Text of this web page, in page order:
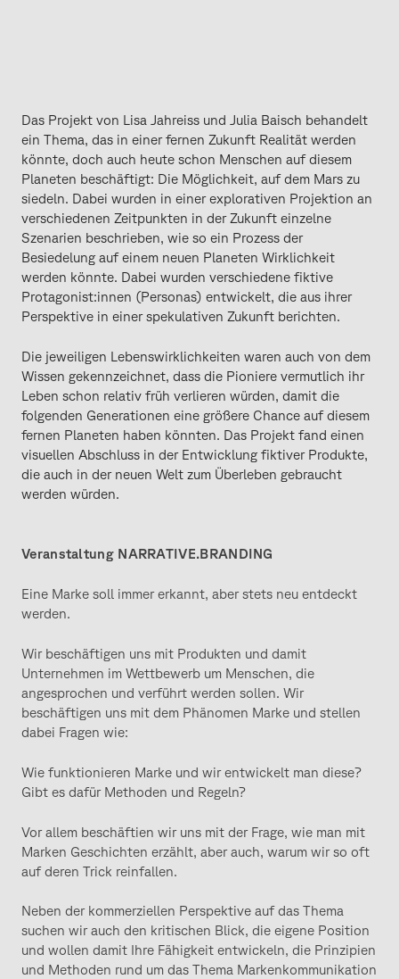
Das Projekt von Lisa Jahreiss und Julia Baisch behandelt
ein Thema, das in einer fernen Zukunft Realität werden
könnte, doch auch heute schon Menschen auf diesem
Planeten beschäftigt: Die Möglichkeit, auf dem Mars zu
siedeln. Dabei wurden in einer explorativen Projektion an
verschiedenen Zeitpunkten in der Zukunft einzelne
Szenarien beschrieben, wie so ein Prozess der
Besiedelung auf einem neuen Planeten Wirklichkeit
werden könnte. Dabei wurden verschiedene fiktive
Protagonist:innen (Personas) entwickelt, die aus ihrer
Perspektive in einer spekulativen Zukunft berichten.
Die jeweiligen Lebenswirklichkeiten waren auch von dem
Wissen gekennzeichnet, dass die Pioniere vermutlich ihr
Leben schon relativ früh verlieren würden, damit die
folgenden Generationen eine größere Chance auf diesem
fernen Planeten haben könnten. Das Projekt fand einen
visuellen Abschluss in der Entwicklung fiktiver Produkte,
die auch in der neuen Welt zum Überleben gebraucht
werden würden.
Veranstaltung NARRATIVE.BRANDING
Eine Marke soll immer erkannt, aber stets neu entdeckt
werden.
Wir beschäftigen uns mit Produkten und damit
Unternehmen im Wettbewerb um Menschen, die
angesprochen und verführt werden sollen. Wir
beschäftigen uns mit dem Phänomen Marke und stellen
dabei Fragen wie:
Wie funktionieren Marke und wir entwickelt man diese?
Gibt es dafür Methoden und Regeln?
Vor allem beschäftien wir uns mit der Frage, wie man mit
Marken Geschichten erzählt, aber auch, warum wir so oft
auf deren Trick reinfallen.
Neben der kommerziellen Perspektive auf das Thema
suchen wir auch den kritischen Blick, die eigene Position
und wollen damit Ihre Fähigkeit entwickeln, die Prinzipien
und Methoden rund um das Thema Markenkommunikation